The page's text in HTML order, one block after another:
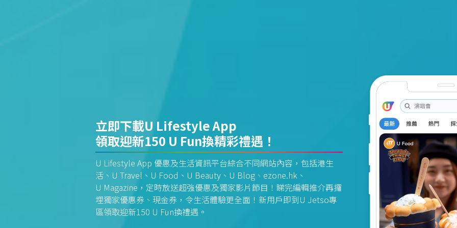
立即下載U Lifestyle App
領取迎新150 U Fun換精彩禮遇！
U Lifestyle App 優惠及生活資訊平台綜合不同網站內容，包括港生
活、U Travel、U Food、U Beauty、U Blog、ezone.hk、
U Magazine，定時放送超強優惠及獨家影片節目！睇完編輯推介再攞
埋獨家優惠券、現金券，令生活體驗更全面！新用戶即到U Jetso專
區領取迎新150 U Fun換禮遇。